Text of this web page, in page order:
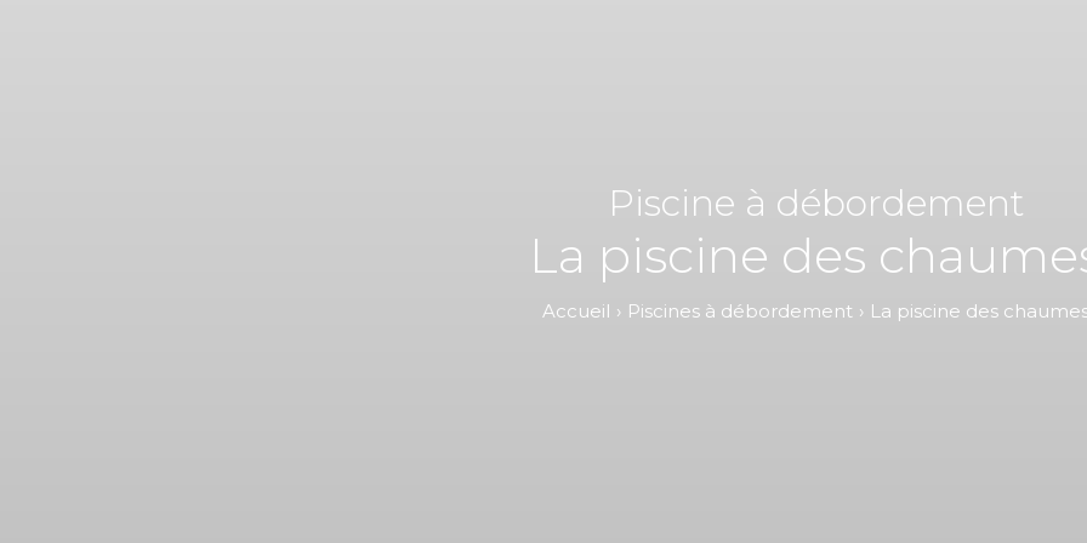
La piscine des
Piscine à débordement
Accueil Piscines à débordement La piscine des